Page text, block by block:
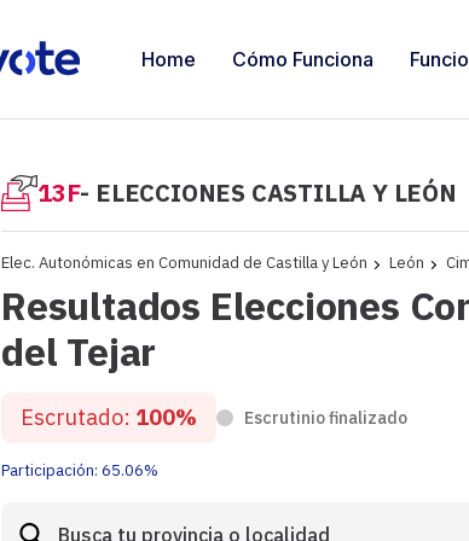
Home Cómo Funciona
13F- ELECCIONES CASTILLA Y LEÓN
Elec. Autonómicas en Comunidad de Castilla y León León
Resultados Elecciones
del Tejar
Escrutado: 100% Escrutinio finalizado
Participación: 65.06%